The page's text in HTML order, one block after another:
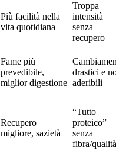
Più facilità nella
vita quotidiana
Troppa
intensità
senza
recupero
Fame più
prevedibile,
miglior digestione
drastici e
aderibili
Recupero
migliore, sazietà
“Tutto
proteico”
senza
fibra/qualità